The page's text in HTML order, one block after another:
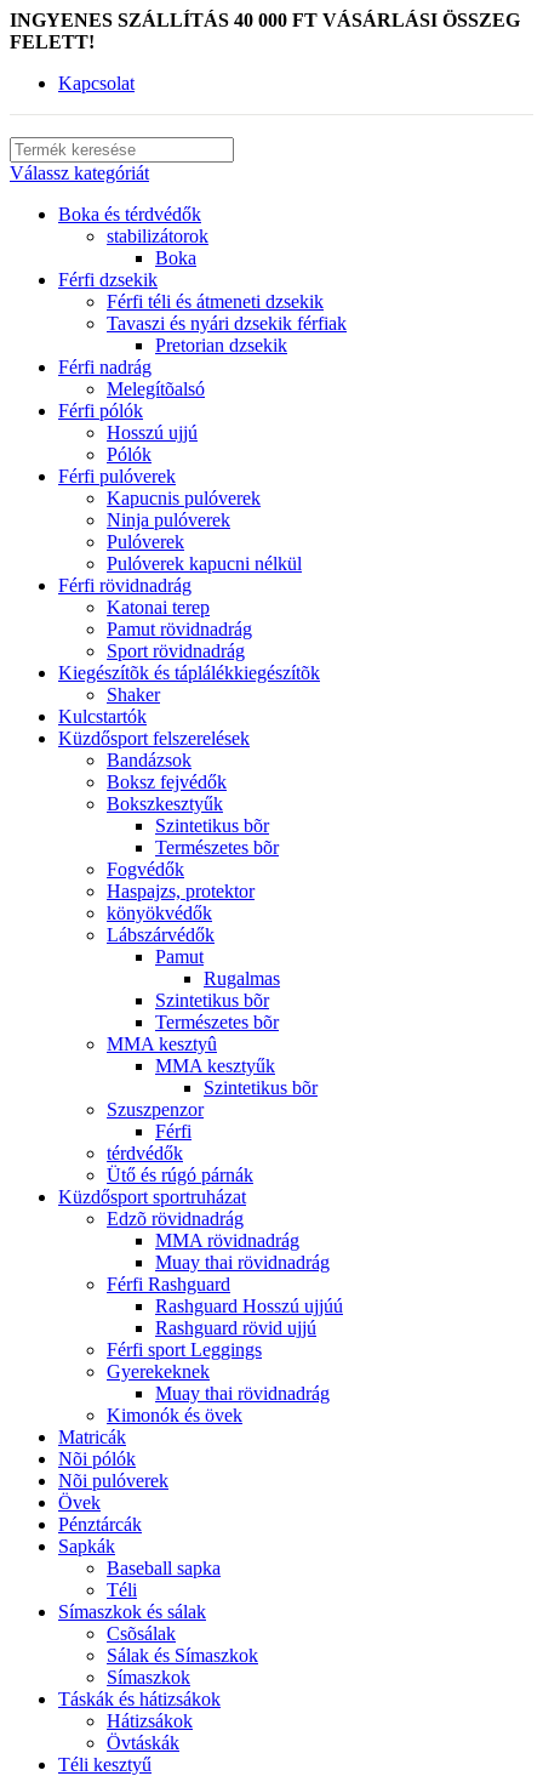
INGYENES SZÁLLÍTÁS 40 000 FT VÁSÁRLÁSI ÖSSZEG
FELETT!
Kapcsolat
Válassz kategóriát
Boka és térdvédők
stabilizátorok
Boka
Férfi dzsekik
Férfi téli és átmeneti dzsekik
Tavaszi és nyári dzsekik férfiak
Pretorian dzsekik
Férfi nadrág
Melegítõalsó
Férfi pólók
Hosszú ujjú
Pólók
Férfi pulóverek
Kapucnis pulóverek
Ninja pulóverek
Pulóverek
Pulóverek kapucni nélkül
Férfi rövidnadrág
Katonai terep
Pamut rövidnadrág
Sport rövidnadrág
Kiegészítõk és táplálékkiegészítõk
Shaker
Kulcstartók
Küzdősport felszerelések
Bandázsok
Boksz fejvédők
Bokszkesztyűk
Szintetikus bõr
Természetes bõr
Fogvédők
Haspajzs, protektor
könyökvédők
Lábszárvédők
Pamut
Rugalmas
Szintetikus bõr
Természetes bõr
MMA kesztyû
MMA kesztyűk
Szintetikus bõr
Szuszpenzor
Férfi
térdvédők
Ütő és rúgó párnák
Küzdősport sportruházat
Edzõ rövidnadrág
MMA rövidnadrág
Muay thai rövidnadrág
Férfi Rashguard
Rashguard Hosszú ujjúú
Rashguard rövid ujjú
Férfi sport Leggings
Gyerekeknek
Muay thai rövidnadrág
Kimonók és övek
Matricák
Nõi pólók
Nõi pulóverek
Övek
Pénztárcák
Sapkák
Baseball sapka
Téli
Símaszkok és sálak
Csõsálak
Sálak és Símaszkok
Símaszkok
Táskák és hátizsákok
Hátizsákok
Övtáskák
Téli kesztyű